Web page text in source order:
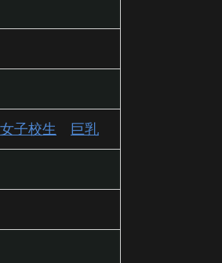
女子校生 巨乳